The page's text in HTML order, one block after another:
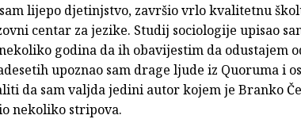
lijepo djetinjstvo, završio vrlo kvalitetnu
centar za jezike. Studij sociologije upisao
godina da ih obavijestim da odustajem
upoznao sam drage ljude iz Quoruma i
da sam valjda jedini autor kojem je Branko
nekoliko stripova.